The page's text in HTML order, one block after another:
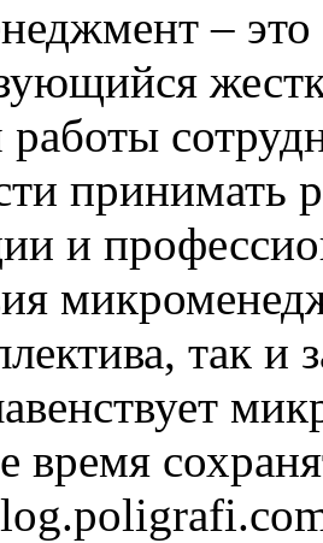
– это
работы
принимать
и
так и
время